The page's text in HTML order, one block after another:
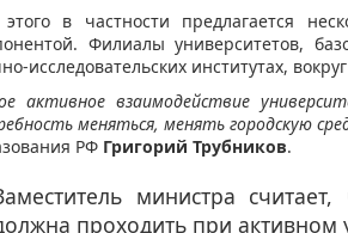
в частности предлагается
Филиалы университетов,
исследовательских институтах,
активное взаимодействие
меняться, менять городскую
РФ Григорий Трубников.
министра
проходить при активном